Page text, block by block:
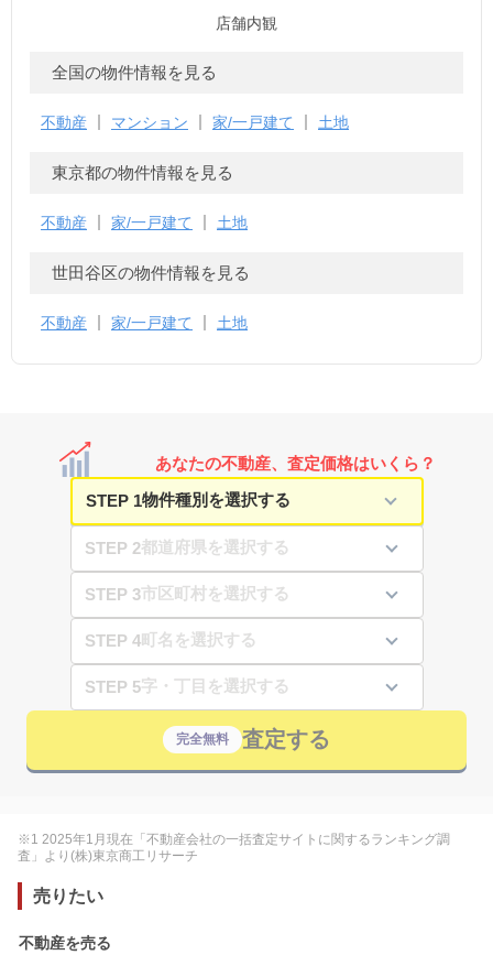
店舗内観
全国の物件情報を見る
不動産 マンション 家/一戸建て 土地
東京都の物件情報を見る
不動産 家/一戸建て 土地
世田谷区の物件情報を見る
不動産 家/一戸建て 土地
あなたの不動産、査定価格はいくら？
STEP 1
STEP 2
STEP 3
STEP 4
STEP 5
完全無料 査定する
※1 2025年1月現在「不動産会社の一括査定サイトに関するランキング調
査」より(株)東京商工リサーチ
売りたい
不動産を売る